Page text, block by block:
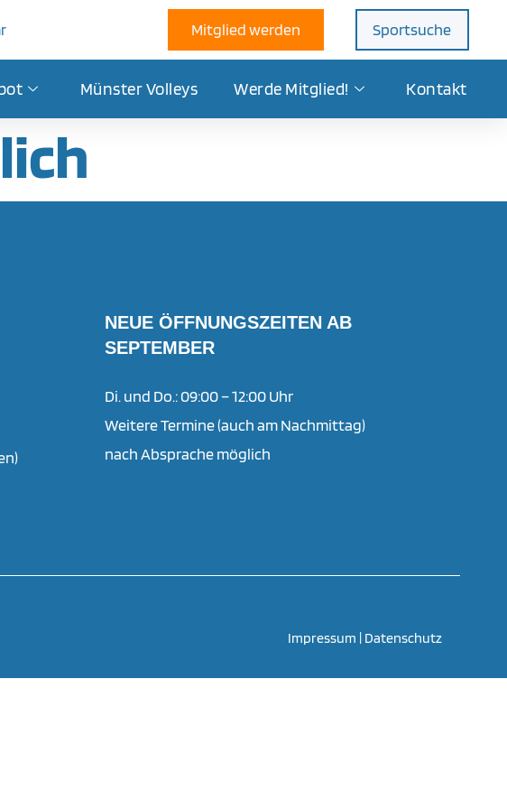
Mitglied werden Sportsuche
Münster Volleys Werde Mitglied! Kontakt
NEUE ÖFFNUNGSZEITEN AB
SEPTEMBER
Di. und Do.: 09:00 – 12:00 Uhr
Weitere Termine (auch am Nachmittag)
nach Absprache möglich
Impressum | Datenschutz